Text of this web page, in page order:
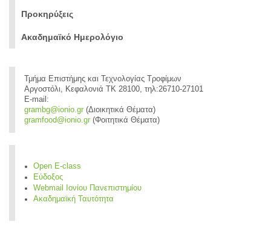
Προκηρύξεις
Ακαδημαϊκό Ημερολόγιο
Τμήμα Επιστήμης και Τεχνολογίας Τροφίμων
Αργοστόλι, Κεφαλονιά ΤΚ 28100, τηλ:26710-27101
E-mail:
grambg@ionio.gr (Διοικητικά Θέματα)
gramfood@ionio.gr (Φοιτητικά Θέματα)
Open E-class
Εύδοξος
Webmail Ιονίου Πανεπιστημίου
Ακαδημαϊκή Ταυτότητα